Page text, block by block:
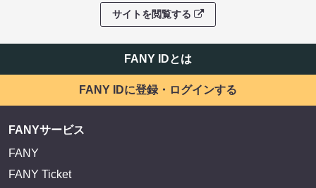
サイトを閲覧する
FANY IDとは
FANY IDに登録・ログインする
FANYサービス
FANY
FANY Ticket